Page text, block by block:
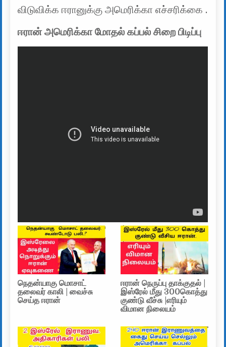
விடுவிக்க ஈரானுக்கு அமெரிக்கா எச்சரிக்கை .
ஈரான் அமெரிக்கா மோதல் கப்பல் சிறை பிடிப்பு
நெதன்யாகு மொசாட்
தலைவர் காலி | வைச்சு
செய்த ஈரான்
ஈரான் நெருப்பு தாக்குதல் |
இஸ்ரேல் மீது 300கொத்து
குண்டு வீச்சு |எரியும்
விமான நிலையம்